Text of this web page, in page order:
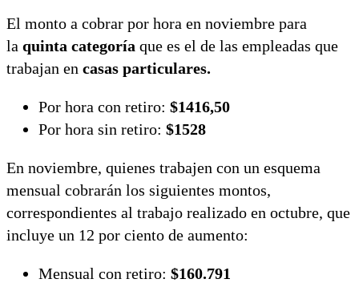
El monto a cobrar por hora en noviembre para
la quinta categoría que es el de las empleadas que
trabajan en casas particulares.
Por hora con retiro: $1416,50
Por hora sin retiro: $1528
En noviembre, quienes trabajen con un esquema
mensual cobrarán los siguientes montos,
correspondientes al trabajo realizado en octubre, que
incluye un 12 por ciento de aumento:
Mensual con retiro: $160.791